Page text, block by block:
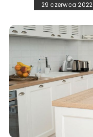
29 czerwca 2022